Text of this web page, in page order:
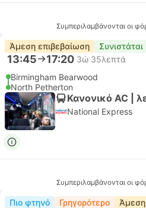
Συμπεριλαμβάνονται οι
Άμεση επιβεβαίωση Συνιστάται
13:45 17:20 3ώ 35λεπτά
Birmingham Bearwood
North Petherton
Κανονικό AC |
National Express
Συμπεριλαμβάνονται οι
Πιο φτηνό Γρηγορότερο